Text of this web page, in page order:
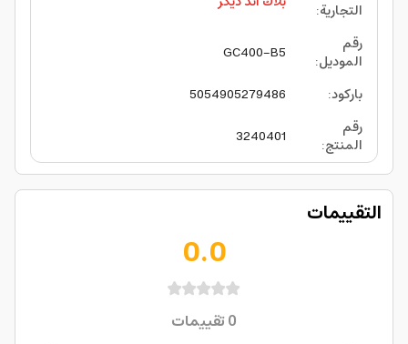
التجارية:
رقم
الموديل:
GC400-B5
باركود:
5054905279486
رقم
المنتج:
3240401
التقييمات
0.0
0تقييمات